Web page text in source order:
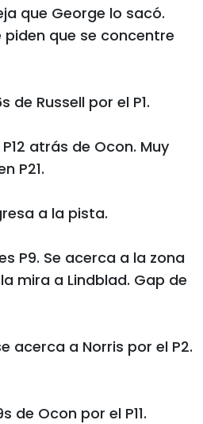
que George lo sacó.
piden que se concentre
de Russell por el P1.
atrás de Ocon. Muy
P21.
a la pista.
P9. Se acerca a la zona
mira a Lindblad. Gap de
acerca a Norris por el P2.
de Ocon por el P11.